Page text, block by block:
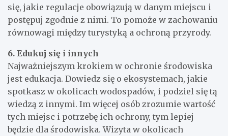
się, jakie regulacje obowiązują w danym miejscu i
postępuj zgodnie z nimi. To pomoże w zachowaniu
równowagi między turystyką a ochroną przyrody.
6. Edukuj się i innych
Najważniejszym krokiem w ochronie środowiska
jest edukacja. Dowiedz się o ekosystemach, jakie
spotkasz w okolicach wodospadów, i podziel się tą
wiedzą z innymi. Im więcej osób zrozumie wartość
tych miejsc i potrzebę ich ochrony, tym lepiej
będzie dla środowiska. Wizyta w okolicach